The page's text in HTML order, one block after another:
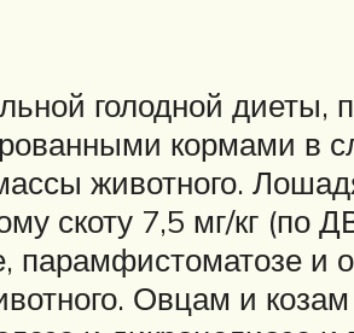
голодной диеты,
кормами в
животного.
скоту 7,5 мг/кг (по
и
Овцам и